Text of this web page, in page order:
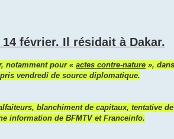
février. Il résidait à Dakar.
notamment pour « actes contre-nature »,
vendredi de source diplomatique.
blanchiment de capitaux, tentative
information de BFMTV et Franceinfo.